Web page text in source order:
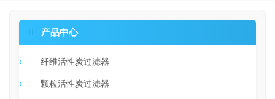
 产品中心
纤维活性炭过滤器
颗粒活性炭过滤器